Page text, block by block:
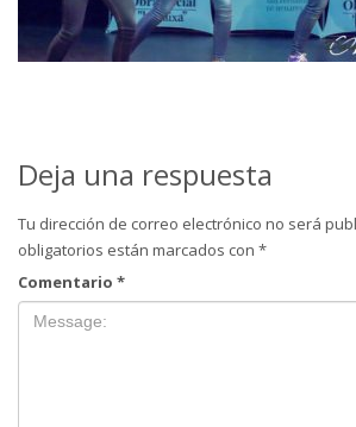
Deja una respuesta
Tu dirección de correo electrónico no será
obligatorios están marcados con *
Comentario *